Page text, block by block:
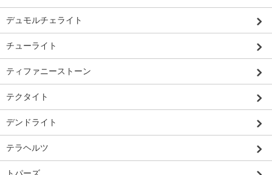
デュモルチェライト
チューライト
ティファニーストーン
テクタイト
デンドライト
テラヘルツ
トパーズ